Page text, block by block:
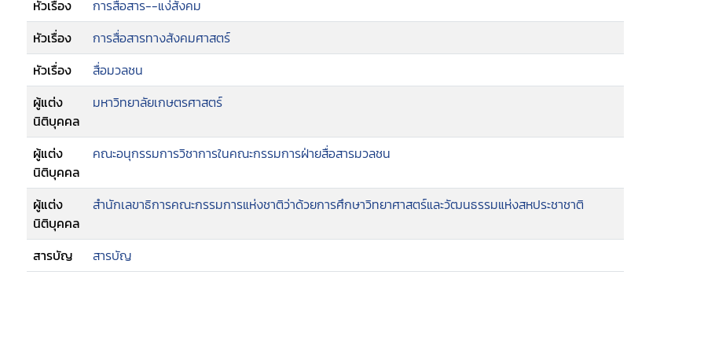
หัวเรื่อง
การสื่อสาร--แง่สังคม
หัวเรื่อง
การสื่อสารทางสังคมศาสตร์
หัวเรื่อง
สื่อมวลชน
ผู้แต่ง
นิติบุคคล
มหาวิทยาลัยเกษตรศาสตร์
ผู้แต่ง
นิติบุคคล
คณะอนุกรรมการวิชาการในคณะกรรมการฝ่ายสื่อสารมวลชน
ผู้แต่ง
นิติบุคคล
สำนักเลขาธิการคณะกรรมการแห่งชาติว่าด้วยการศึกษาวิทยาศาสตร์และวัฒนธรรมแห่งสหประชาชาติ
สารบัญ สารบัญ